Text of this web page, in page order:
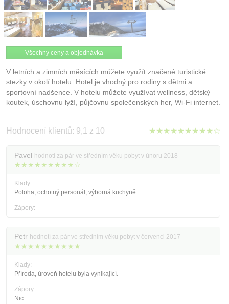
Všechny ceny a objednávka
V letních a zimních měsících můžete využít značené turistické
stezky v okolí hotelu. Hotel je vhodný pro rodiny s dětmi a
sportovní nadšence. V hotelu můžete využívat wellness, dětský
koutek, úschovnu lyží, půjčovnu společenských her, Wi-Fi internet.
Hodnocení klientů: 9,1 z 10 ★★★★★★★★★☆
Pavel hodnotí za pár ve středním věku pobyt v únoru 2018
★★★★★★★★★☆
Klady:
Poloha, ochotný personál, výborná kuchyně
Zápory:
Petr hodnotí za pár ve středním věku pobyt v červenci 2017
★★★★★★★★★★
Klady:
Příroda, úroveň hotelu byla vynikající.
Zápory:
Nic